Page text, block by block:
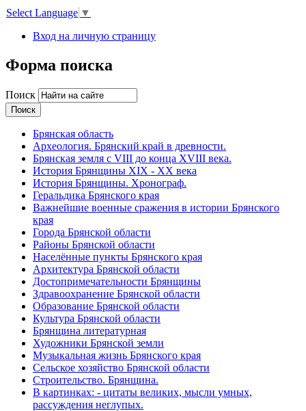
Select Language ▼
Вход на личную страницу
Форма поиска
Поиск
Брянская область
Археология. Брянский край в древности.
Брянская земля с VIII до конца XVIII века.
История Брянщины XIX - XX века
История Брянщины. Хронограф.
Геральдика Брянского края
Важнейшие военные сражения в истории Брянского
края
Города Брянской области
Районы Брянской области
Населённые пункты Брянского края
Архитектура Брянской области
Достопримечательности Брянщины
Здравоохранение Брянской области
Образование Брянской области
Культура Брянской области
Брянщина литературная
Художники Брянской земли
Музыкальная жизнь Брянского края
Сельское хозяйство Брянской области
Строительство. Брянщина.
В картинках: - цитаты великих, мысли умных,
рассуждения неглупых.